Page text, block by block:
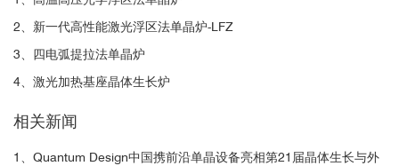
2、新一代高性能激光浮区法单晶炉-LFZ
3、四电弧提拉法单晶炉
4、激光加热基座晶体生长炉
相关新闻
1、Quantum Design中国携前沿单晶设备亮相第21届晶体生长与外